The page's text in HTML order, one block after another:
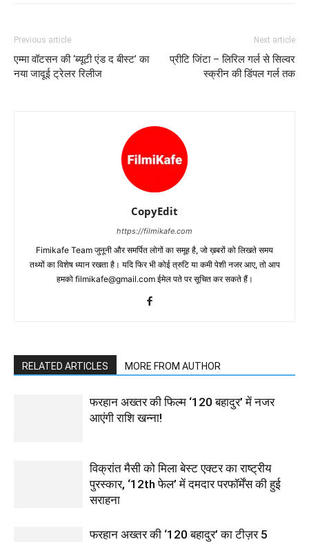
Previous article
एम्‍मा वॉटसन की ‘ब्‍यूटी एंड द बीस्‍ट’ का
नया जादूई ट्रेलर रिलीज
Next article
प्रीटि जिंटा – लिरिल गर्ल से सिल्‍वर
स्‍क्रीन की डिंपल गर्ल तक
CopyEdit
https://filmikafe.com
Fimikafe Team जुनूनी और समर्पित लोगों का समूह है, जो ख़बरों को लिखते समय
तथ्‍यों का विशेष ध्‍यान रखता है। यदि फिर भी कोई त्रुटि या कमी पेशी नजर आए, तो आप
हमको filmikafe@gmail.com ईमेल पते पर सूचित कर सकते हैं।
RELATED ARTICLES MORE FROM AUTHOR
फरहान अख्तर की फिल्म ‘120 बहादुर’ में नजर
आएंगी राशि खन्ना!
विक्रांत मैसी को मिला बेस्ट एक्टर का राष्ट्रीय
पुरस्कार, ‘12th फेल’ में दमदार परफॉर्मेंस की हुई
सराहना
फरहान अख्तर की ‘120 बहादुर’ का टीज़र 5